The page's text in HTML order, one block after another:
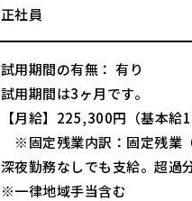
正社員
試用期間の有無： 有り
試用期間は3ヶ月です。
【月給】225,300円（基本
※固定残業内訳：固定残業
深夜勤務なしでも支給。超過
※一律地域手当含む